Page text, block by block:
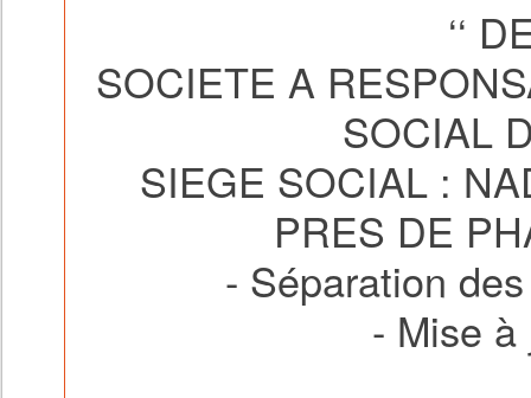
‘‘
SOCIETE A
SOCIAL
SIEGE SOCIAL :
PRES DE
- Séparation
- Mise